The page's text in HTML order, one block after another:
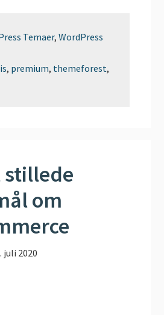
Temaer,WordPress
, premium, themeforest,
stillede
om
juli 2020